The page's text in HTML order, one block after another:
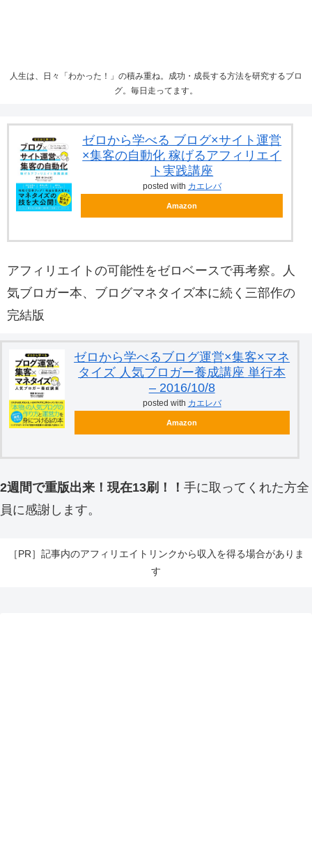
人生は、日々「わかった！」の積み重ね。成功・成長する方法を研究するブロ
グ。毎日走ってます。
ゼロから学べる ブログ×サイト運営
×集客の自動化 稼げるアフィリエイ
ト実践講座
posted with カエレバ
Amazon
アフィリエイトの可能性をゼロベースで再考察。人
気ブロガー本、ブログマネタイズ本に続く三部作の
完結版
ゼロから学べるブログ運営×集客×マネ
タイズ 人気ブロガー養成講座 単行本
– 2016/10/8
posted with カエレバ
Amazon
2週間で重版出来！現在13刷！！ 手に取ってくれた方全
員に感謝します。
［PR］記事内のアフィリエイトリンクから収入を得る場合がありま
す